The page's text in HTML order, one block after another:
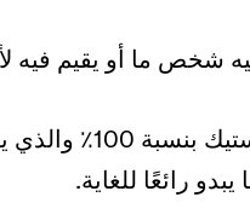
ما أو يقيم فيه
حل راحة الأنبوب الخالي
رائعًا للغاية.